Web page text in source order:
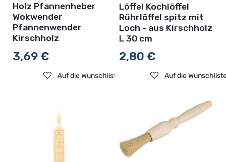
Holz Pfannenheber
Wokwender
Pfannenwender
Kirschholz
3,69€
Auf die Wunschliste
Löffel Kochlöffel
Rührlöffel spitz mit
Loch - aus Kirschholz
L 30 cm
2,80 €
Auf die